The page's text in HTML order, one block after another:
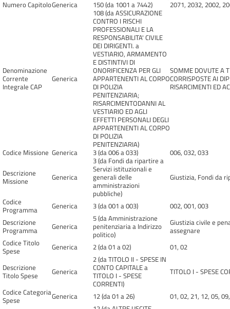
Numero CapitoloGenerica 150 (da 1001 a 7442) 2071, 2032, 2002,
Denominazione
Corrente
Integrale CAP
Generica
108 (da ASSICURAZIONE
CONTRO I RISCHI
PROFESSIONALI E LA
RESPONSABILITA' CIVILE
DEI DIRIGENTI. a
VESTIARIO, ARMAMENTO
E DISTINTIVI DI
ONORIFICENZA PER GLI
APPARTENENTI AL CORPO
DI POLIZIA
PENITENZIARIA;
RISARCIMENTODANNI AL
VESTIARIO ED AGLI
EFFETTI PERSONALI DEGLI
APPARTENENTI AL CORPO
DI POLIZIA
PENITENZIARIA)
SOMME DOVUTE A
CORRISPOSTE AI
RISARCIMENTI ED
Codice Missione Generica 3 (da 006 a 033)
006, 032, 033
Descrizione
Missione
Generica
3 (da Fondi da ripartire a
Servizi istituzionali e
generali delle
amministrazioni
pubbliche)
Giustizia, Fondi da
Codice
Programma
Generica 3 (da 001 a 003)
002, 001, 003
Descrizione
Programma
Generica
5 (da Amministrazione
penitenziaria a Indirizzo
politico)
Giustizia civile e
assegnare
Codice Titolo
Spese
Generica 2 (da 01 a 02)
01, 02
Descrizione
Titolo Spese
Generica
2 (da TITOLO II - SPESE IN
CONTO CAPITALE a
TITOLO I - SPESE
CORRENTI)
TITOLO I - SPESE
Codice Categoria
Spese
Generica 12 (da 01 a 26)
01, 02, 21, 12, 05,